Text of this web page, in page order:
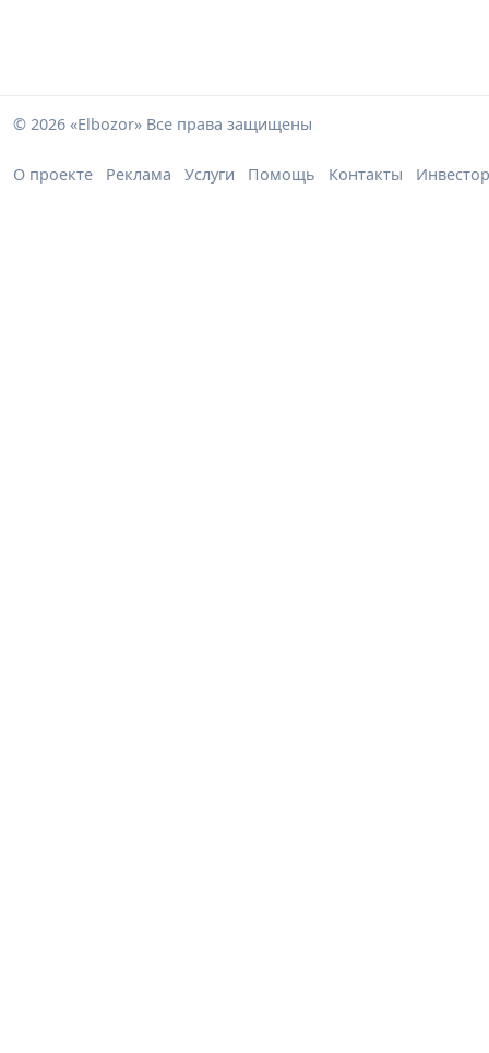
© 2026 «Elbozor» Все права защищены
О проекте Реклама Услуги Помощь Контакты